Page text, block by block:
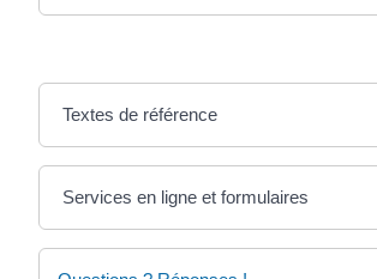
Textes de référence
Services en ligne et formulaires